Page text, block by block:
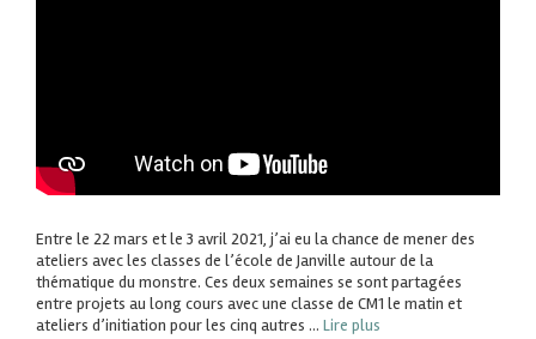
Entre le 22 mars et le 3 avril 2021, j’ai eu la chance de mener des
ateliers avec les classes de l’école de Janville autour de la
thématique du monstre. Ces deux semaines se sont partagées
entre projets au long cours avec une classe de CM1 le matin et
ateliers d’initiation pour les cinq autres … Lire plus